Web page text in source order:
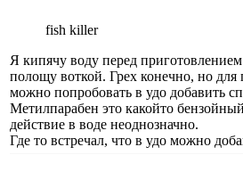
fish killer
Я кипячу воду перед
полощу воткой. Грех конечно, но для
можно попробовать в удо добавить
Метилпарабен это какойто
действие в воде неоднозначно.
Где то встречал, что в удо можно